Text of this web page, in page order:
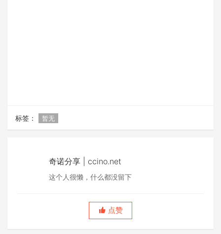
标签： 暂无
奇诺分享 | ccino.net
这个人很懒，什么都没留下
点赞